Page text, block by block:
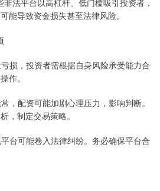
法平台以高杠杆、低门槛吸引投资者，
能导致资金损失甚至法律风险。
损，投资者需根据自身风险承受能力合
作。
，配资可能加剧心理压力，影响判断。
，制定交易策略。
台可能卷入法律纠纷。务必确保平台合